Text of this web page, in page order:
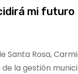
mi futuro
Santa Rosa,
la gestión